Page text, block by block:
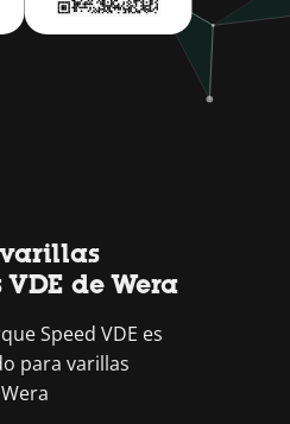
de Wera
Speed VDE es
para varillas